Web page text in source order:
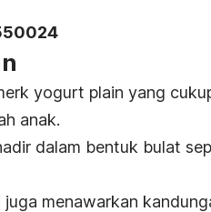
yogurt plain yang
anak.
dalam bentuk bulat
menawarkan